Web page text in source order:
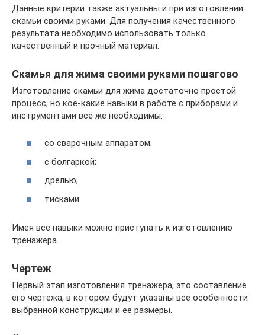
Данные критерии также актуальны и при изготовлении
скамьи своими руками. Для получения качественного
результата необходимо использовать только
качественный и прочный материал.
Скамья для жима своими руками пошагово
Изготовление скамьи для жима достаточно простой
процесс, но кое-какие навыки в работе с приборами и
инструментами все же необходимы:
со сварочным аппаратом;
с болгаркой;
дрелью;
тисками.
Имея все навыки можно приступать к изготовлению
тренажера.
Чертеж
Первый этап изготовления тренажера, это составление
его чертежа, в котором будут указаны все особенности
выбранной конструкции и ее размеры.